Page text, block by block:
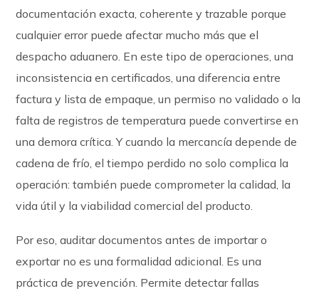
documentación exacta, coherente y trazable porque
cualquier error puede afectar mucho más que el
despacho aduanero. En este tipo de operaciones, una
inconsistencia en certificados, una diferencia entre
factura y lista de empaque, un permiso no validado o la
falta de registros de temperatura puede convertirse en
una demora crítica. Y cuando la mercancía depende de
cadena de frío, el tiempo perdido no solo complica la
operación: también puede comprometer la calidad, la
vida útil y la viabilidad comercial del producto.
Por eso, auditar documentos antes de importar o
exportar no es una formalidad adicional. Es una
práctica de prevención. Permite detectar fallas